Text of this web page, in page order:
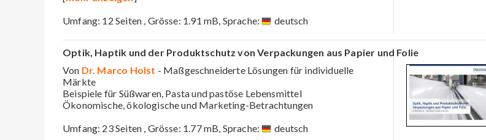
Umfang: 12 Seiten , Grösse: 1.91 mB, Sprache:
deutsch
Optik, Haptik und der Produktschutz von Verpackungen aus Papier und Folie
Von Dr. Marco Holst - Maßgeschneiderte Lösungen für individuelle
Märkte
Beispiele für Süßwaren, Pasta und pastöse Lebensmittel
Ökonomische, ökologische und Marketing-Betrachtungen
Umfang: 23 Seiten , Grösse: 1.77 mB, Sprache:
deutsch